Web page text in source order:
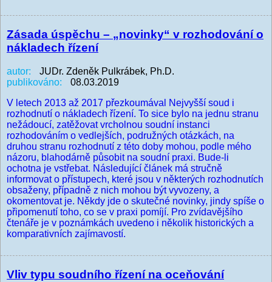
Zásada úspěchu – „novinky“ v rozhodování o
nákladech řízení
autor:
JUDr. Zdeněk Pulkrábek, Ph.D.
publikováno:
08.03.2019
V letech 2013 až 2017 přezkoumával Nejvyšší soud i
rozhodnutí o nákladech řízení. To sice bylo na jednu stranu
nežádoucí, zatěžovat vrcholnou soudní instanci
rozhodováním o vedlejších, podružných otázkách, na
druhou stranu rozhodnutí z této doby mohou, podle mého
názoru, blahodárně působit na soudní praxi. Bude-li
ochotna je vstřebat. Následující článek má stručně
informovat o přístupech, které jsou v některých rozhodnutích
obsaženy, případně z nich mohou být vyvozeny, a
okomentovat je. Někdy jde o skutečné novinky, jindy spíše o
připomenutí toho, co se v praxi pomíjí. Pro zvídavějšího
čtenáře je v poznámkách uvedeno i několik historických a
komparativních zajímavostí.
Vliv typu soudního řízení na oceňování